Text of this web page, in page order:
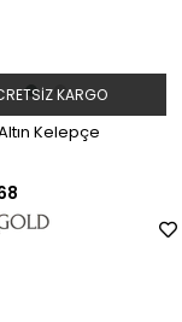
Acar Gold Altın
₺86.416,78
ÜCRETSIZ